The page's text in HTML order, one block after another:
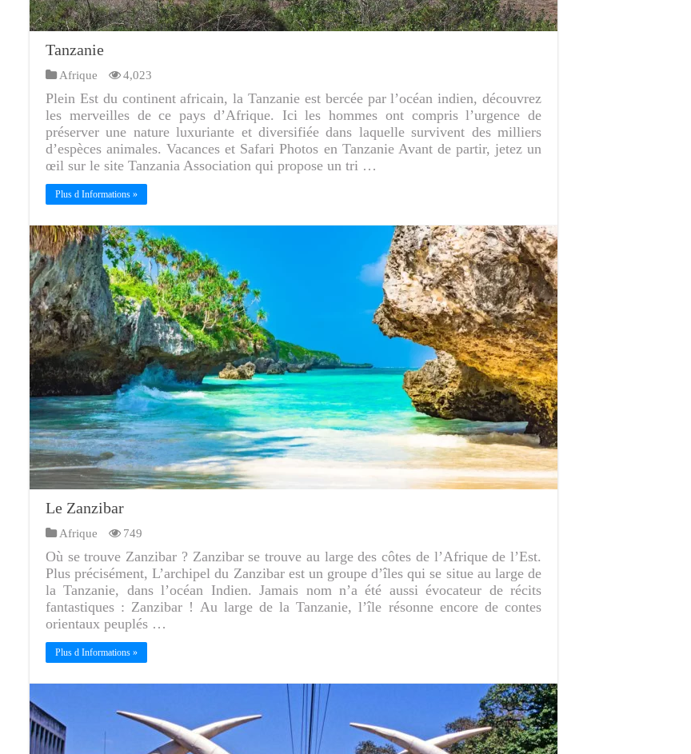
Tanzanie
Afrique 4,023
Plein Est du continent africain, la Tanzanie est bercée par l’océan indien, découvrez
les merveilles de ce pays d’Afrique. Ici les hommes ont compris l’urgence de
préserver une nature luxuriante et diversifiée dans laquelle survivent des milliers
d’espèces animales. Vacances et Safari Photos en Tanzanie Avant de partir, jetez un
œil sur le site Tanzania Association qui propose un tri …
Plus d Informations »
Le Zanzibar
Afrique 749
Où se trouve Zanzibar ? Zanzibar se trouve au large des côtes de l’Afrique de l’Est.
Plus précisément, L’archipel du Zanzibar est un groupe d’îles qui se situe au large de
la Tanzanie, dans l’océan Indien. Jamais nom n’a été aussi évocateur de récits
fantastiques : Zanzibar ! Au large de la Tanzanie, l’île résonne encore de contes
orientaux peuplés …
Plus d Informations »